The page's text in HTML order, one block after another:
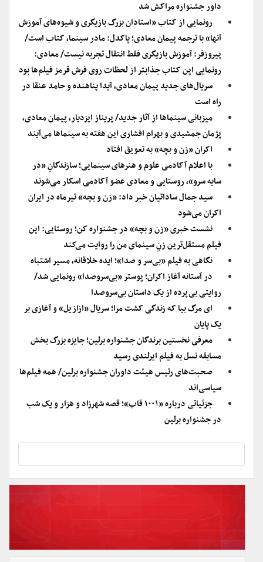
داور جشنواره مراکش شد
رونمایی از کتاب «استادان بزرگ بازیگری و شیوه‌های آموزش
آنها» با ترجمه پیمان معادی؛ پاکدل: مادر سینما، کتاب است/
پیروزفر: آموزش بازیگری فقط انتقال تجربه نیست/ معادی:
رونمایی این کتاب جذابتر از لحظات روی فرش قرمز فیلم‌ها بود
سریال‌های جدید پیمان معادی، آیدا پناهنده و حامد عنقا در
راه است
میزبانی سینماها از آثار جدید/ پریناز ایزدیار، پیمان معادی،
پژمان جمشیدی و بهرام افشاری این هفته به سینماها می‌آیند
اکران «زن و بچه» به تعویق افتاد
با اعلام آکادمی علوم و هنرهای سینمایی؛ سازندگانِ «در
سایه سرو»، روستایی و معادی عضو آکادمی اسکار می‌شوند
سید جمال ساداتیان خبر داد: «زن و بچه» تیرماه در ایران
اکران می‌شود
نشست خبری «زن و بچه» در جشنواره کن؛ روستایی: این
فیلم مستقل‌ترین زنِ سینمای من را روایت می‌کند
نگاهی به فیلم «بی‌سر و صدا»؛ ایده خلاقانه، مسیر اشتباه
در آستانه آغاز اکران؛ پوستر «بی‌سروصدا» رونمایی شد/
روایتی بی‌پرده از یک داستان بی‌سروصدا
ای مرگ بیا که زندگی کشت مرا؛ سریال «ازازیل» و آغازی بر
یک پایان
معرفی نخستین برندگان جشنواره برلین؛ جایزه بزرگ بخش
مسابقه نسل به فیلم ایرلندی رسید
صحبت‌های رئیس هیئت داوران جشنواره برلین/ همه فیلم‌ها
سیاسی‌اند
جزئیاتی درباره «۱۰۰۱ قاب»؛ قصه شهرزاد و هزار و یک شب
در جشنواره برلین